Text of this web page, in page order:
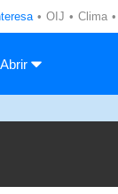
OIJ Clima